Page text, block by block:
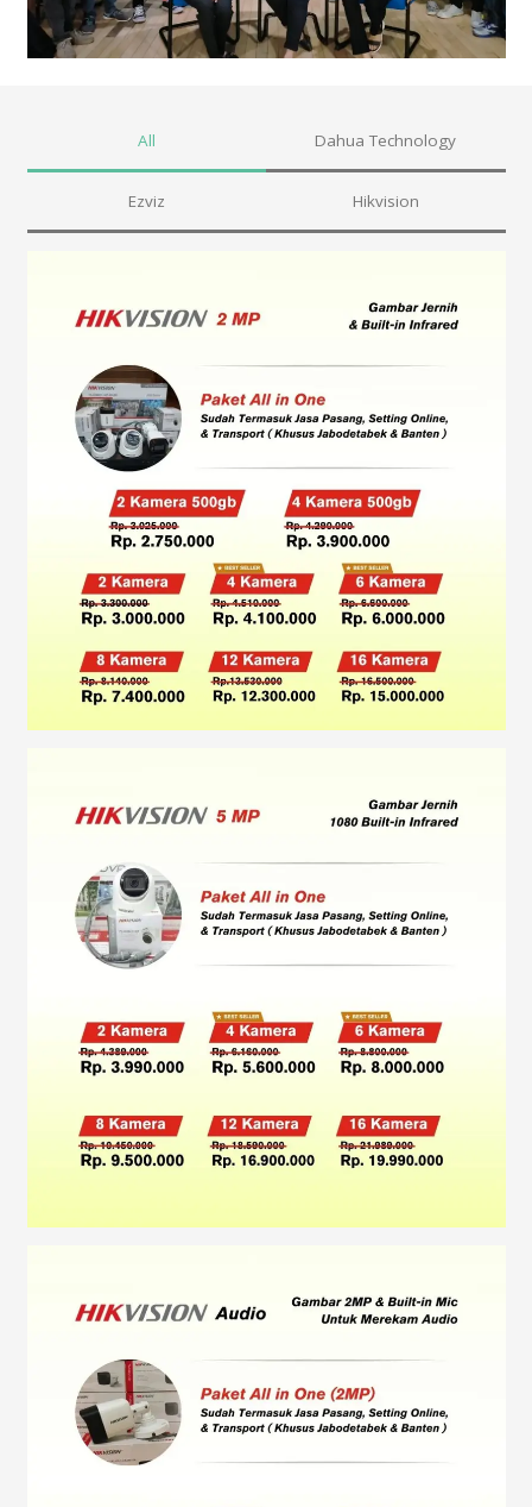
All Dahua Technology
Ezviz Hikvision